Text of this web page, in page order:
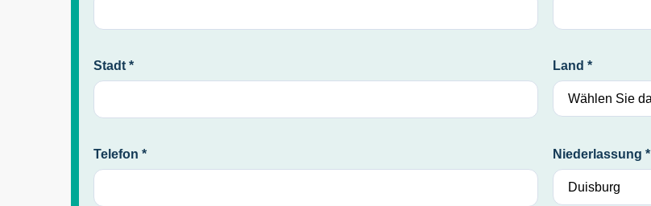
Stadt * Land *
Telefon * Niederlassung *